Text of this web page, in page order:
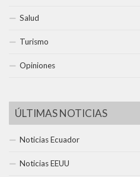
Salud
Turismo
Opiniones
ÚLTIMAS NOTICIAS
Noticias Ecuador
Noticias EEUU